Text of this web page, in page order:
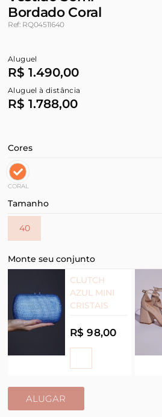
Bordado Coral
Ref: RQ04511640
Aluguel
R$ 1.490,00
Aluguel à distância
R$ 1.788,00
Cores
CORAL
Tamanho
40
Monte seu conjunto
CLUTCH
AZUL MINI
CRISTAIS
R$ 98,00
ALUGAR